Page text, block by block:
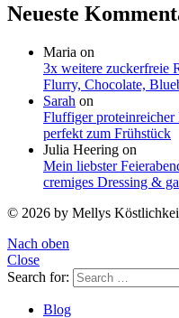
Neueste
Maria on
3x weitere zuckerfreie
Flurry, Chocolate,
Sarah on
Fluffiger proteinreicher
perfekt zum Frühstück
Julia Heering on
Mein liebster
cremiges Dressing &
© 2026 by Mellys
Nach oben
Close
Search for:
Blog